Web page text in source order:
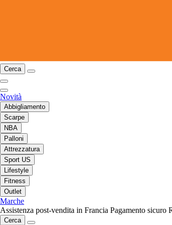
Cerca
Novità
Abbigliamento
Scarpe
NBA
Palloni
Attrezzatura
Sport US
Lifestyle
Fitness
Outlet
Marche
Assistenza post-vendita in Francia Pagamento sicuro
Cerca